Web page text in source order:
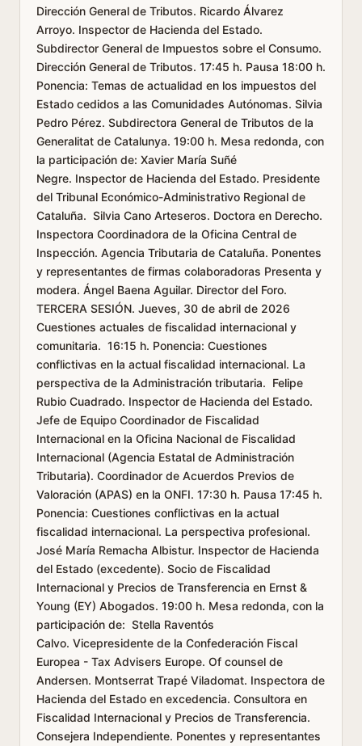
Dirección General de Tributos. Ricardo Álvarez
Arroyo. Inspector de Hacienda del Estado.
Subdirector General de Impuestos sobre el Consumo.
Dirección General de Tributos. 17:45 h. Pausa 18:00 h.
Ponencia: Temas de actualidad en los impuestos del
Estado cedidos a las Comunidades Autónomas. Silvia
Pedro Pérez. Subdirectora General de Tributos de la
Generalitat de Catalunya. 19:00 h. Mesa redonda, con
la participación de: Xavier María Suñé
Negre. Inspector de Hacienda del Estado. Presidente
del Tribunal Económico-Administrativo Regional de
Cataluña. Silvia Cano Arteseros. Doctora en Derecho.
Inspectora Coordinadora de la Oficina Central de
Inspección. Agencia Tributaria de Cataluña. Ponentes
y representantes de firmas colaboradoras Presenta y
modera. Ángel Baena Aguilar. Director del Foro.
TERCERA SESIÓN. Jueves, 30 de abril de 2026
Cuestiones actuales de fiscalidad internacional y
comunitaria. 16:15 h. Ponencia: Cuestiones
conflictivas en la actual fiscalidad internacional. La
perspectiva de la Administración tributaria. Felipe
Rubio Cuadrado. Inspector de Hacienda del Estado.
Jefe de Equipo Coordinador de Fiscalidad
Internacional en la Oficina Nacional de Fiscalidad
Internacional (Agencia Estatal de Administración
Tributaria). Coordinador de Acuerdos Previos de
Valoración (APAS) en la ONFI. 17:30 h. Pausa 17:45 h.
Ponencia: Cuestiones conflictivas en la actual
fiscalidad internacional. La perspectiva profesional.
José María Remacha Albistur. Inspector de Hacienda
del Estado (excedente). Socio de Fiscalidad
Internacional y Precios de Transferencia en Ernst &
Young (EY) Abogados. 19:00 h. Mesa redonda, con la
participación de: Stella Raventós
Calvo. Vicepresidente de la Confederación Fiscal
Europea - Tax Advisers Europe. Of counsel de
Andersen. Montserrat Trapé Viladomat. Inspectora de
Hacienda del Estado en excedencia. Consultora en
Fiscalidad Internacional y Precios de Transferencia.
Consejera Independiente. Ponentes y representantes